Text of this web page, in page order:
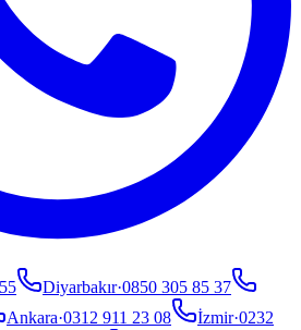
Diyarbakır·0850 305 85 37
Ankara·0312 911 23 08 İzmir·0232